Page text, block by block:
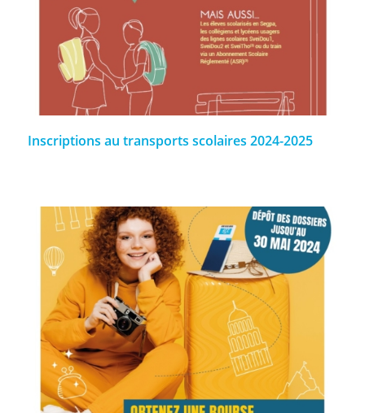
Inscriptions au transports scolaires 2024-2025